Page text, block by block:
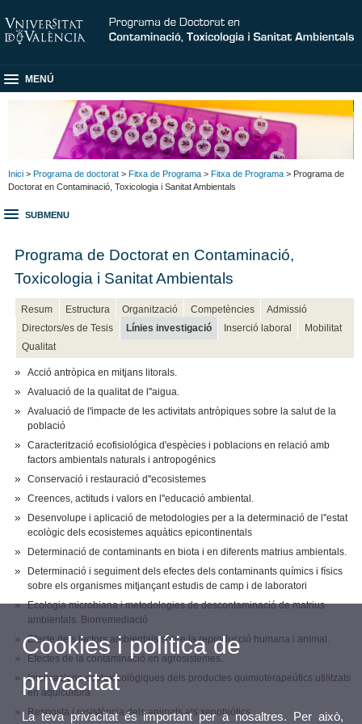
MENÚ
Inici > Programa de doctorat > Fitxa de Programa > Fitxa de Programa > Programa de
Doctorat en Contaminació, Toxicologia i Sanitat Ambientals
SUBMENU
Programa de Doctorat en Contaminació,
Toxicologia i Sanitat Ambientals
Resum Estructura Organització Competències
Admissió
Directors/es de Tesis
Línies investigació Inserció laboral
Mobilitat
Qualitat
Acció antròpica en mitjans litorals.
Avaluació de la qualitat de l''aigua.
Avaluació de l'impacte de les activitats antròpiques sobre la salut de la
població
Caracterització ecofisiológica d'espècies i poblacions en relació amb
factors ambientals naturals i antropogénics
Conservació i restauració d''ecosistemes
Creences, actituds i valors en l''educació ambiental.
Desenvolupe i aplicació de metodologies per a la determinació de l''estat
ecològic dels ecosistemes aquàtics epicontinentals
Determinació de contaminants en biota i en diferents matrius ambientals.
Determinació i seguiment dels efectes dels contaminants químics i físics
sobre els organismes mitjançant estudis de camp i de laboratori
Ecologia microbiana i metodologies de descontaminació de matrius
ambientals. Biorremediació
Efecte dels factors ambientals sobre la reproducció humana i animal.
Efectes de la contaminació en agrosistemes.
Implicacions ecotoxicològiques dels productes quimioterapeútics utilitzats
en aqüicultura
Resposta i resistència dels animals als xenobiòtics
Cookies i política de
privacitat
La teva privacitat és important per a nosaltres. Per això,